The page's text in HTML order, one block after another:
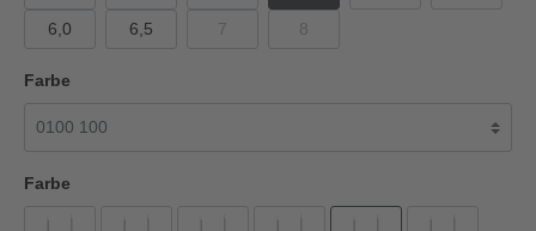
6,0 6,5 7 8
Farbe
Farbe